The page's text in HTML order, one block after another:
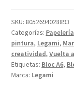
SKU: 8052694028893
Categorías: Papelería
pintura, Legami,
creatividad, Vuelta
Etiquetas: Bloc A6,
Marca: Legami